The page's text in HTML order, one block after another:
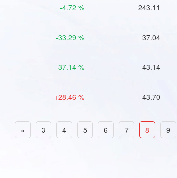
-4.72 % 243.11
-33.29 % 37.04
-37.14 % 43.14
+28.46 % 43.70
« 3 4 5 6 7 8 9